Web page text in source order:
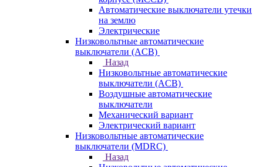
Автоматические выключатели утечки
на землю
Электрические
Низковольтные автоматические
выключатели (ACB)
Назад
Низковольтные автоматические
выключатели (ACB)
Воздушные автоматические
выключатели
Механический вариант
Электрический вариант
Низковольтные автоматические
выключатели (MDRC)
Назад